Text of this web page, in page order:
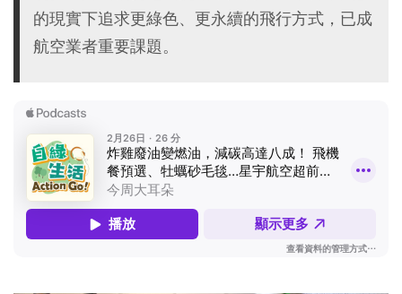
的現實下追求更綠色、更永續的飛行方式，已成
航空業者重要課題。